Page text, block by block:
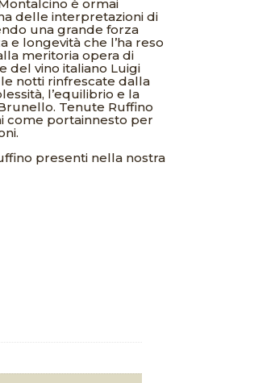
è ormai
delle interpretazioni di
una grande forza
e longevità che l’ha reso
meritoria opera di
del vino italiano Luigi
notti rinfrescate dalla
l’equilibrio e la
Tenute Ruffino
come portainnesto per
presenti nella nostra